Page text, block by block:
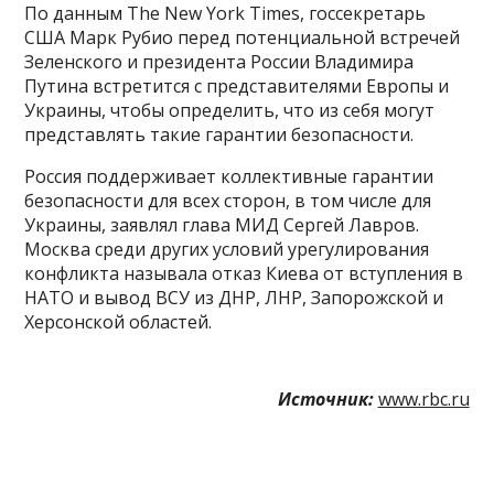
По данным The New York Times, госсекретарь
США Марк Рубио перед потенциальной встречей
Зеленского и президента России Владимира
Путина встретится с представителями Европы и
Украины, чтобы определить, что из себя могут
представлять такие гарантии безопасности.
Россия поддерживает коллективные гарантии
безопасности для всех сторон, в том числе для
Украины, заявлял глава МИД Сергей Лавров.
Москва среди других условий урегулирования
конфликта называла отказ Киева от вступления в
НАТО и вывод ВСУ из ДНР, ЛНР, Запорожской и
Херсонской областей.
Источник: www.rbc.ru